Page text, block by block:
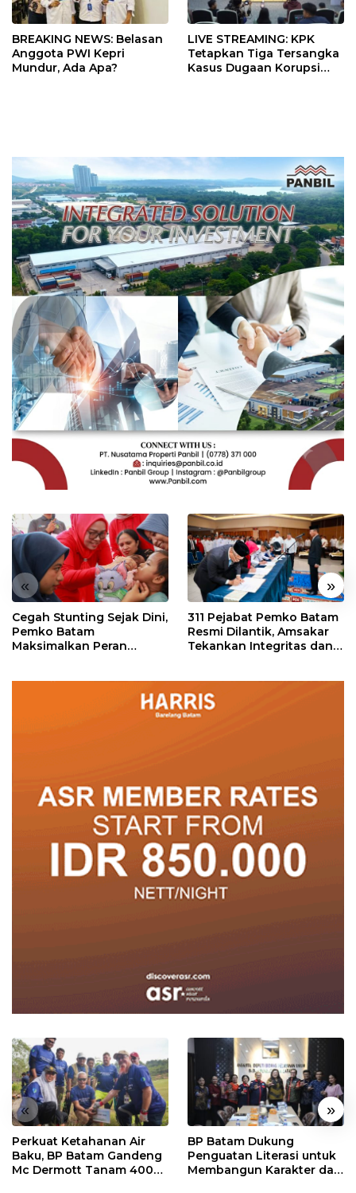
BREAKING NEWS: Belasan
Anggota PWI Kepri
Mundur, Ada Apa?
LIVE STREAMING: KPK
Tetapkan Tiga Tersangka
Kasus Dugaan Korupsi
« »
Cegah Stunting Sejak Dini,
Pemko Batam
Maksimalkan Peran
311 Pejabat Pemko Batam
Resmi Dilantik, Amsakar
Tekankan Integritas dan
« »
Perkuat Ketahanan Air
Baku, BP Batam Gandeng
Mc Dermott Tanam 400
BP Batam Dukung
Penguatan Literasi untuk
Membangun Karakter dan